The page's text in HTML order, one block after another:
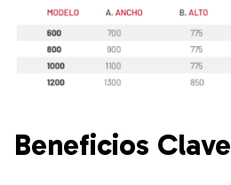
Beneficios Clave